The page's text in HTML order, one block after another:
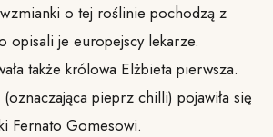
o tej roślinie pochodzą z
opisali je europejscy lekarze.
także królowa Elżbieta pierwsza.
pieprz chilli) pojawiła się
Fernato Gomesowi.